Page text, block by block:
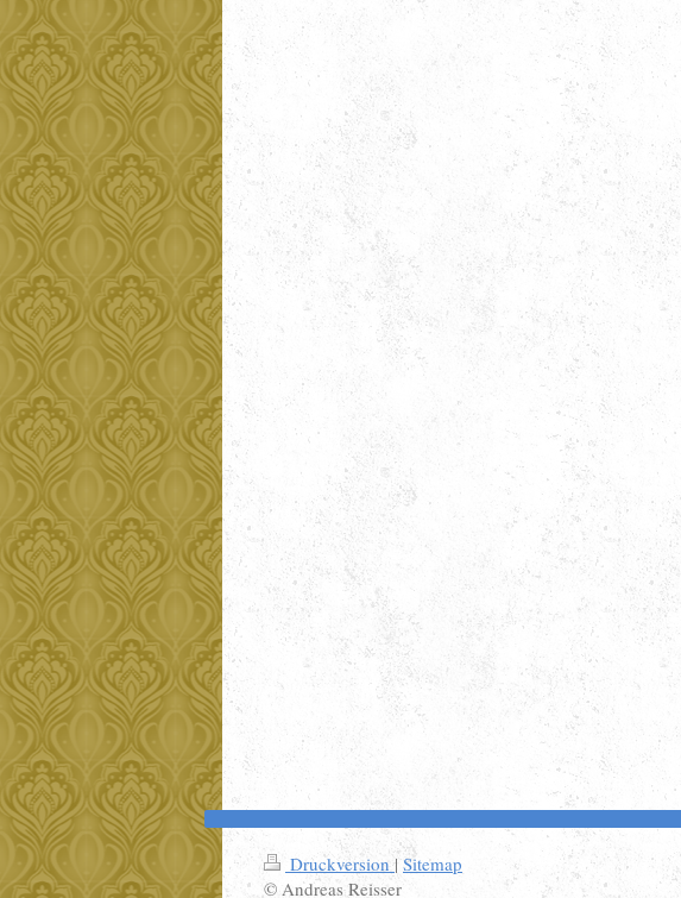
Druckversion| Sitemap
© Andreas Reisser